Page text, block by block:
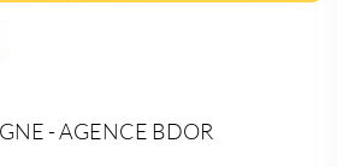
- AGENCE BDOR